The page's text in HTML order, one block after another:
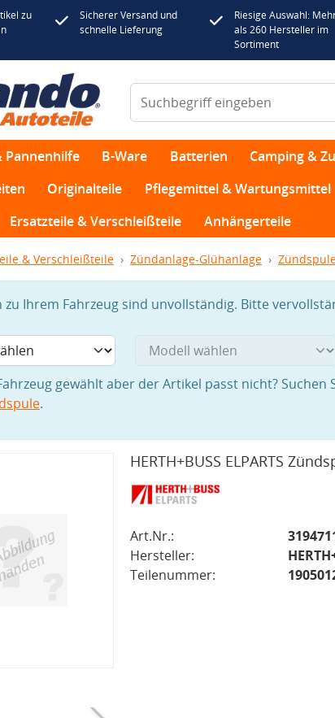
zu
Sicherer Versand und
schnelle Lieferung
Riesige Auswahl:
als 260 Hersteller im
Sortiment
Pannenhilfe B-Ware Batterien Camping &
Originalteile Pflegemittel & Wartungsmittel
Ersatzteile & Verschleißteile Anhängerteile
& Verschleißteile Zündanlage-Glühanlage
zu Ihrem Fahrzeug sind unvollständig. Bitte
gewählt aber der Artikel passt nicht?
.
HERTH+BUSS ELPARTS
Art.Nr.:
Hersteller:
Teilenummer: